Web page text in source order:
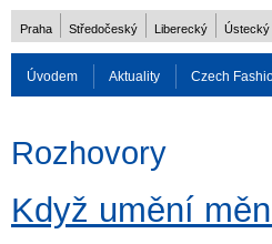
Praha Středočeský Liberecký Ústecký
Úvodem Aktuality Czech
Rozhovory
Když umění